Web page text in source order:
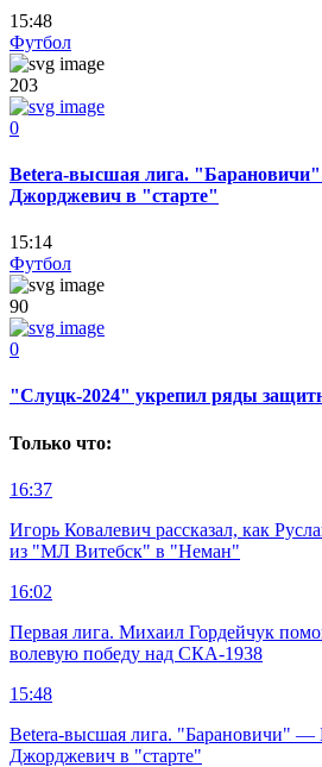
15:48
Футбол
203
0
Betera-высшая лига.
Джорджевич в "старте"
15:14
Футбол
90
0
"Слуцк-2024" укрепил ряды
Только что:
16:37
Игорь Ковалевич рассказал, как
из "МЛ Витебск" в "Неман"
16:02
Первая лига. Михаил Гордейчук
волевую победу над СКА-1938
15:48
Betera-высшая лига. "Барановичи"
Джорджевич в "старте"